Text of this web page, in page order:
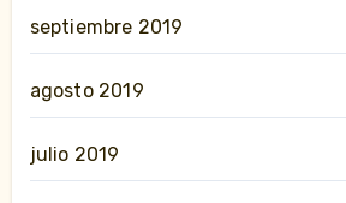
septiembre 2019
agosto 2019
julio 2019